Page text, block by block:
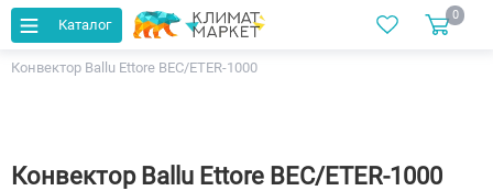
Каталог
0
Главная Каталог
Конвекторы
Конвектор Ballu Ettore BEC/ETЕR-1000
Конвектор Ballu Ettore BEC/ETЕR-1000